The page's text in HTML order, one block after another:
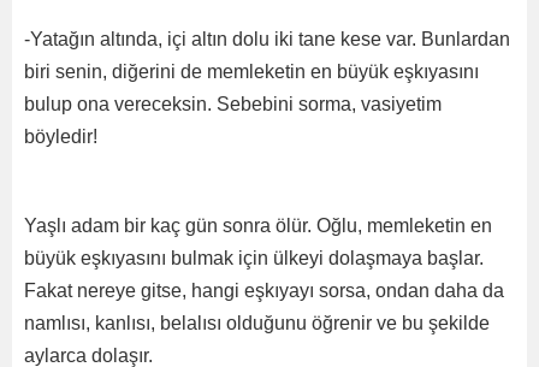
-Yatağın altında, içi altın dolu iki tane kese var. Bunlardan
biri senin, diğerini de memleketin en büyük eşkıyasını
bulup ona vereceksin. Sebebini sorma, vasiyetim
böyledir!
Yaşlı adam bir kaç gün sonra ölür. Oğlu, memleketin en
büyük eşkıyasını bulmak için ülkeyi dolaşmaya başlar.
Fakat nereye gitse, hangi eşkıyayı sorsa, ondan daha da
namlısı, kanlısı, belalısı olduğunu öğrenir ve bu şekilde
aylarca dolaşır.